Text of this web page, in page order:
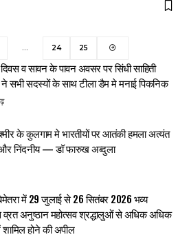
… 24 25
व सावन के पावन अवसर पर सिंधी साहिती
ने सभी सदस्यों के साथ टीला डैम मे मनाई पिकनिक
के कुलगाम मे भारतीयों पर आतंकी हमला अत्यंत
निंदनीय — डॉ फारुख अब्दुला
में 29 जुलाई से 26 सितंबर 2026 भव्य
व्रत अनुष्ठान महोत्सव श्रद्धालुओं से अधिक अधिक
होने की अपील